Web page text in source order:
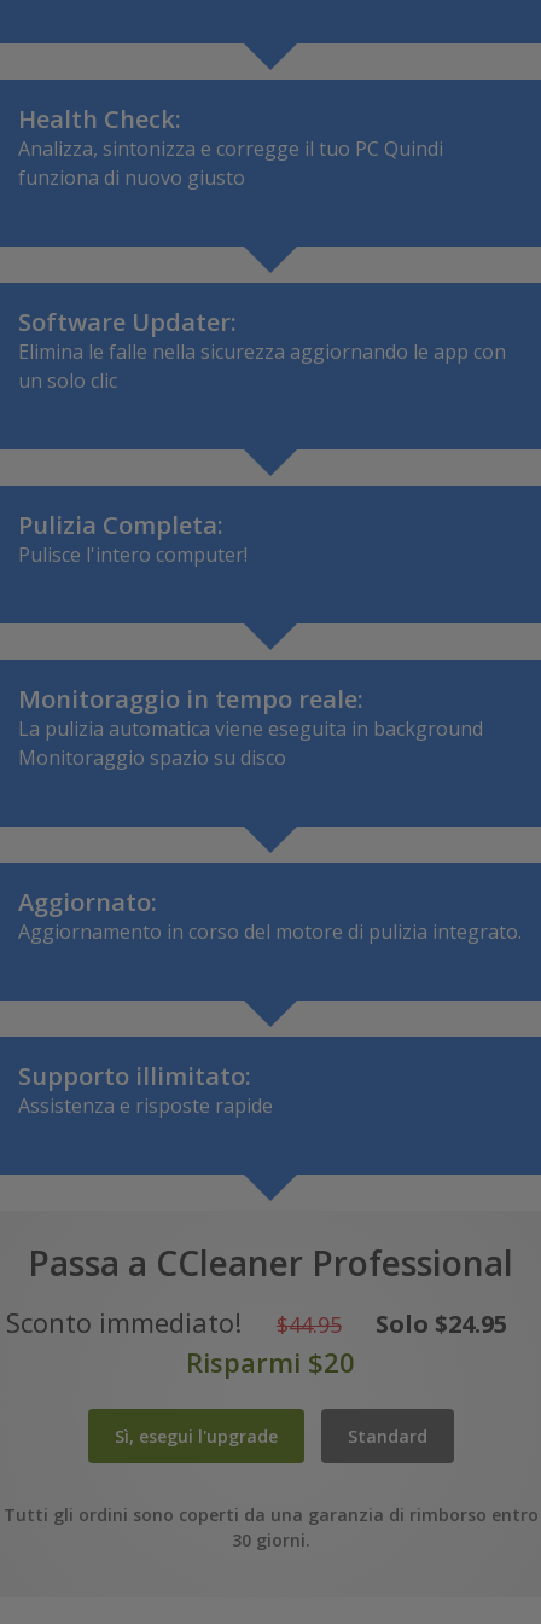
Health Check:
Analizza, sintonizza e corregge il tuo PC Quindi
funziona di nuovo giusto
Software Updater:
Elimina le falle nella sicurezza aggiornando le app con
un solo clic
Pulizia Completa:
Pulisce l'intero computer!
Monitoraggio in tempo reale:
La pulizia automatica viene eseguita in background
Monitoraggio spazio su disco
Aggiornato:
Aggiornamento in corso del motore di pulizia integrato.
Supporto illimitato:
Assistenza e risposte rapide
Passa a CCleaner Professional
Sconto immediato! $44.95
USD
Solo $24.95
Risparmi $20
USD
20
Sì, esegui l'upgrade Standard
Tutti gli ordini sono coperti da una garanzia di rimborso entro
30 giorni.